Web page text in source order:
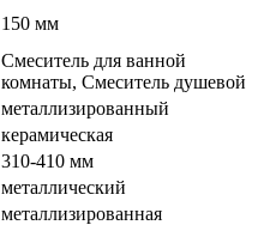
150 мм
Смеситель для ванной
комнаты, Смеситель душевой
металлизированный
керамическая
310-410 мм
металлический
металлизированная